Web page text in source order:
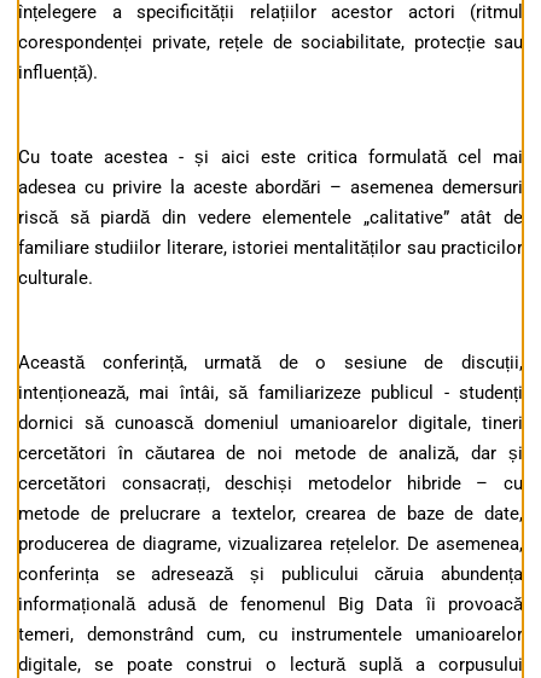
înțelegere a specificității relațiilor acestor actori (ritmul
corespondenței private, rețele de sociabilitate, protecție sau
influență).
Cu toate acestea - și aici este critica formulată cel mai
adesea cu privire la aceste abordări – asemenea demersuri
riscă să piardă din vedere elementele „calitative” atât de
familiare studiilor literare, istoriei mentalităților sau practicilor
culturale.
Această conferință, urmată de o sesiune de discuții,
intenționează, mai întâi, să familiarizeze publicul - studenți
dornici să cunoască domeniul umanioarelor digitale, tineri
cercetători în căutarea de noi metode de analiză, dar și
cercetători consacrați, deschiși metodelor hibride – cu
metode de prelucrare a textelor, crearea de baze de date,
producerea de diagrame, vizualizarea rețelelor. De asemenea,
conferința se adresează și publicului căruia abundența
informațională adusă de fenomenul Big Data îi provoacă
temeri, demonstrând cum, cu instrumentele umanioarelor
digitale, se poate construi o lectură suplă a corpusului